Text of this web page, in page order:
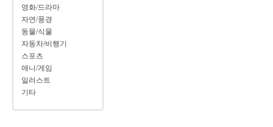
영화/드라마
자연/풍경
동물/식물
자동차/비행기
스포츠
애니/게임
일러스트
기타